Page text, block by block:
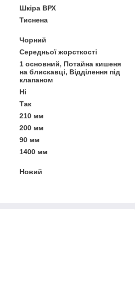
Шкіра ВРХ
Тиснена
Чорний
Середньої жорсткості
1 основний, Потайна кишеня
на блискавці, Відділення під
клапаном
Ні
Так
210 мм
200 мм
90 мм
1400 мм
Новий